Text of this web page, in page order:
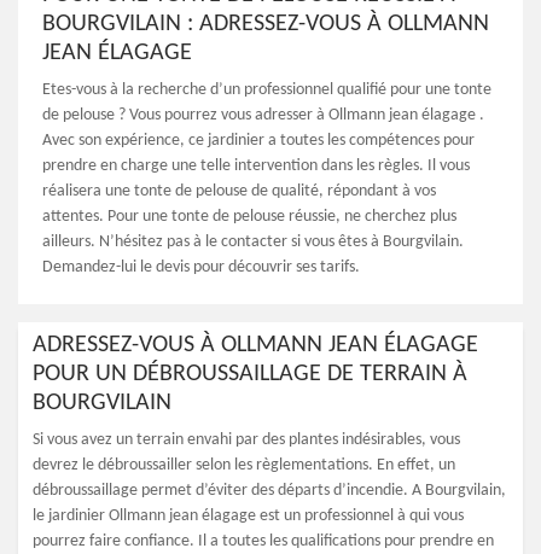
BOURGVILAIN : ADRESSEZ-VOUS À OLLMANN
JEAN ÉLAGAGE
Etes-vous à la recherche d’un professionnel qualifié pour une tonte
de pelouse ? Vous pourrez vous adresser à Ollmann jean élagage .
Avec son expérience, ce jardinier a toutes les compétences pour
prendre en charge une telle intervention dans les règles. Il vous
réalisera une tonte de pelouse de qualité, répondant à vos
attentes. Pour une tonte de pelouse réussie, ne cherchez plus
ailleurs. N’hésitez pas à le contacter si vous êtes à Bourgvilain.
Demandez-lui le devis pour découvrir ses tarifs.
ADRESSEZ-VOUS À OLLMANN JEAN ÉLAGAGE
POUR UN DÉBROUSSAILLAGE DE TERRAIN À
BOURGVILAIN
Si vous avez un terrain envahi par des plantes indésirables, vous
devrez le débroussailler selon les règlementations. En effet, un
débroussaillage permet d’éviter des départs d’incendie. A Bourgvilain,
le jardinier Ollmann jean élagage est un professionnel à qui vous
pourrez faire confiance. Il a toutes les qualifications pour prendre en